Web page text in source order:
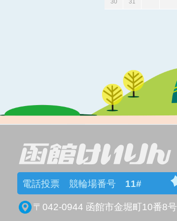
30 31
電話投票 競輪場番号 11#
〒042-0944 函館市金堀町10番8号